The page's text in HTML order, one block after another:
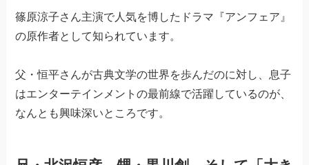
篠原涼子さん主演で人気を博したドラマ『アンフェア』
の原作者として知られています。
父・恒平さんが古典文学の世界を歩んだのに対し、息子
はエンターテインメントの最前線で活躍しているのが、
なんとも興味深いところです。